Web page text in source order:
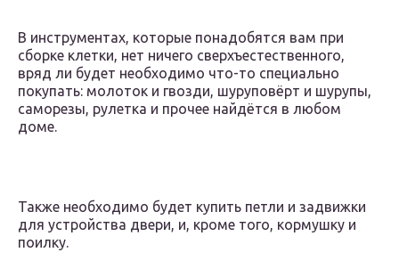
В инструментах, которые понадобятся вам при
сборке клетки, нет ничего сверхъестественного,
вряд ли будет необходимо что-то специально
покупать: молоток и гвозди, шуруповёрт и шурупы,
саморезы, рулетка и прочее найдётся в любом
доме.
Также необходимо будет купить петли и задвижки
для устройства двери, и, кроме того, кормушку и
поилку.